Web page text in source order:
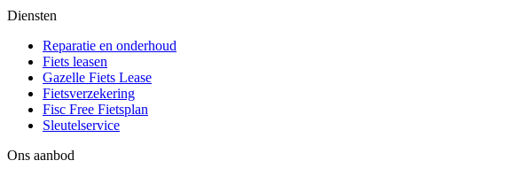
Diensten
Reparatie en onderhoud
Fiets leasen
Gazelle Fiets Lease
Fietsverzekering
Fisc Free Fietsplan
Sleutelservice
Ons aanbod